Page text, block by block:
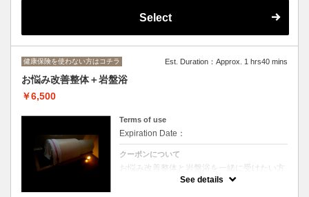
Select
健康保険を使わない方はコチラ Est. Duration：Approx. 1 hrs40 mins
お悩み改善整体＋岩盤浴
￥6,500
Terms of use
Expiration Date：
クーポンについて
お悩み改善整体と岩盤浴を一緒に受けたい方
はコチラをお選びください。
See details